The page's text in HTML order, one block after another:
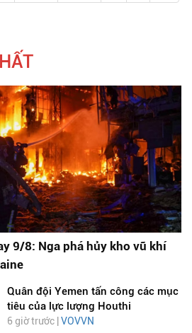
9/8: Nga phá hủy kho vũ khí
Quân đội Yemen tấn công các mục
tiêu của lực lượng Houthi
6 giờ trước | VOVVN